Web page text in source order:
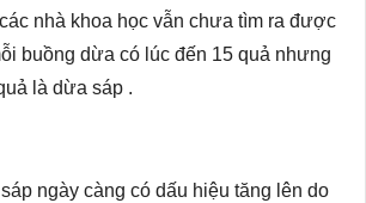
nhà khoa học vẫn chưa tìm ra được
buồng dừa có lúc đến 15 quả nhưng
là dừa sáp .
ngày càng có dấu hiệu tăng lên do